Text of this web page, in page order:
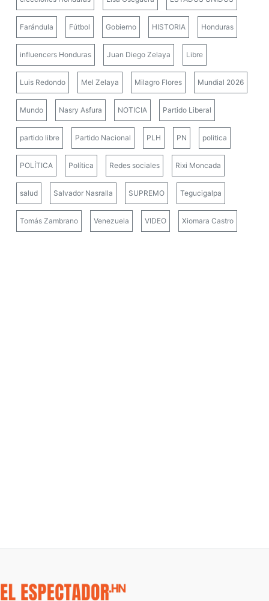
Farándula Fútbol Gobierno HISTORIA Honduras
influencers Honduras Juan Diego Zelaya Libre
Luis Redondo Mel Zelaya Milagro Flores Mundial 2026
Mundo Nasry Asfura NOTICIA Partido Liberal
partido libre Partido Nacional PLH PN politica
POLÍTICA Política Redes sociales Rixi Moncada
salud Salvador Nasralla SUPREMO Tegucigalpa
Tomás Zambrano Venezuela VIDEO Xiomara Castro